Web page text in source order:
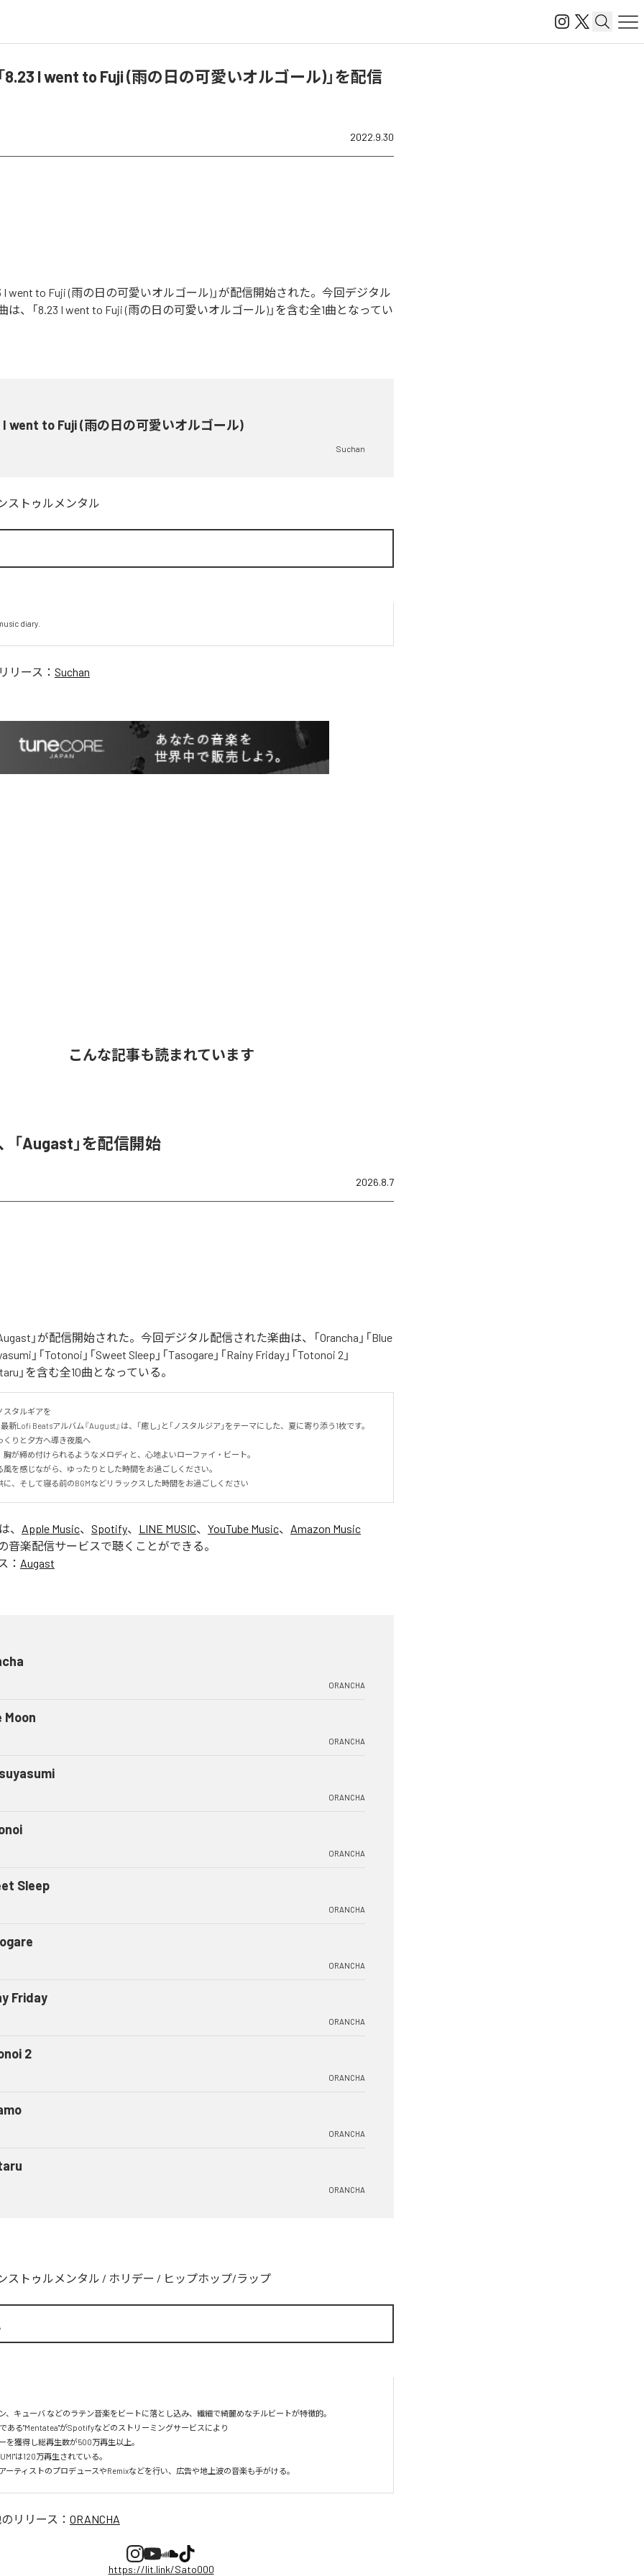
8.23 I went to Fuji (雨の日の可愛いオルゴール)」を配信
2022.9.30
I went to Fuji (雨の日の可愛いオルゴール)」が配信開始された。今回デジタル
は、「8.23 I went to Fuji (雨の日の可愛いオルゴール)」を含む全1曲となってい
I went to Fuji (雨の日の可愛いオルゴール)
Suchan
ストゥルメンタル
diary.
リース： Suchan
こんな記事も読まれています
「Augast」を配信開始
2026.8.7
」が配信開始された。今回デジタル配信された楽曲は、「Orancha」「Blue
」「Totonoi」「Sweet Sleep」「Tasogare」「Rainy Friday」「Totonoi 2」
」を含む全10曲となっている。
スタルギアを
新Lofi Beatsアルバム『August』は、「癒し」と「ノスタルジア」をテーマにした、夏に寄り添う1枚です。
くりと夕方へ導き夜風へ
胸が締め付けられるようなメロディと、心地よいローファイ・ビート。
風を感じながら、ゆったりとした時間をお過ごしください。
に、そして寝る前のBGMなどリラックスした時間をお過ごしください
、 Apple Music、 Spotify、 LINE MUSIC、 YouTube Music、 Amazon Music
音楽配信サービスで聴くことができる。
： Augast
ORANCHA
Moon
ORANCHA
ORANCHA
ORANCHA
Sleep
ORANCHA
ORANCHA
Friday
ORANCHA
2
ORANCHA
ORANCHA
ORANCHA
ストゥルメンタル / ホリデー / ヒップホップ/ラップ
、キューバ などのラテン音楽をビートに落とし込み、繊細で綺麗めなチルビートが特徴的。
ある"Mentatea"がSpotifyなどのストリーミングサービスにより
を獲得し総再生数が500万再生以上。
は120万再生されている。
ーティストのプロデュースやRemixなどを行い、広告や地上波の音楽も手がける。
リリース： ORANCHA
https://lit.link/Sato000